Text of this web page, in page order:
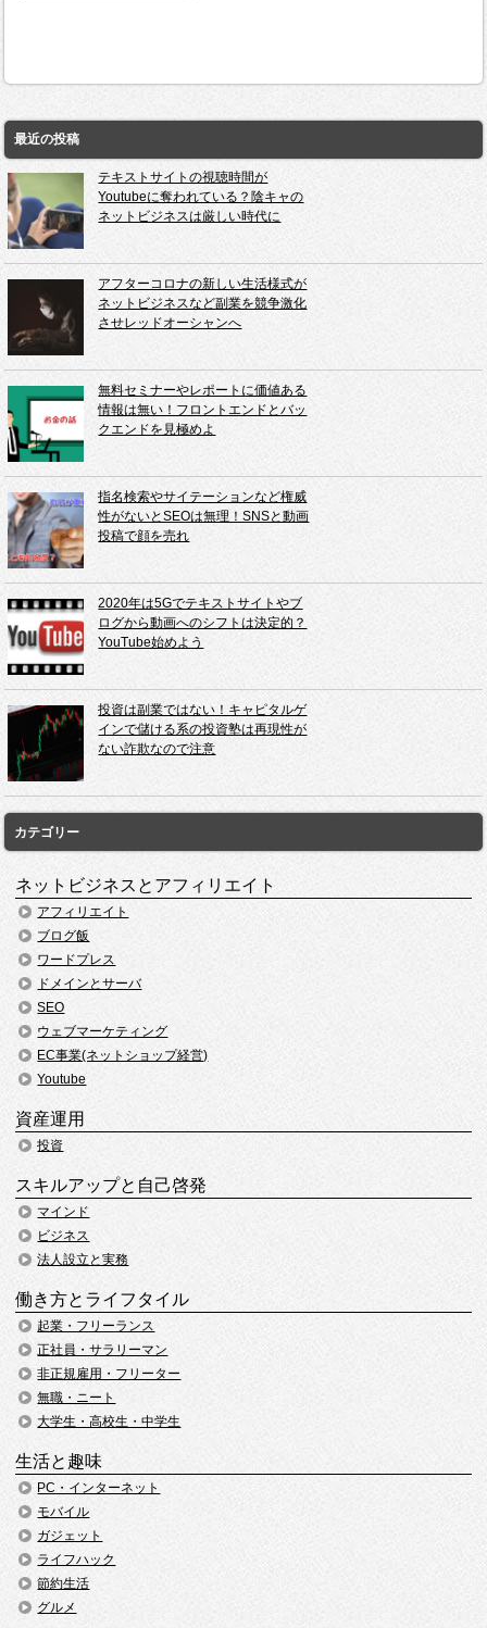
最近の投稿
テキストサイトの視聴時間が
Youtubeに奪われている？陰キャの
ネットビジネスは厳しい時代に
アフターコロナの新しい生活様式が
ネットビジネスなど副業を競争激化
させレッドオーシャンへ
無料セミナーやレポートに価値ある
情報は無い！フロントエンドとバッ
クエンドを見極めよ
指名検索やサイテーションなど権威
性がないとSEOは無理！SNSと動画
投稿で顔を売れ
2020年は5Gでテキストサイトやブ
ログから動画へのシフトは決定的？
YouTube始めよう
投資は副業ではない！キャピタルゲ
インで儲ける系の投資塾は再現性が
ない詐欺なので注意
カテゴリー
ネットビジネスとアフィリエイト
アフィリエイト
ブログ飯
ワードプレス
ドメインとサーバ
SEO
ウェブマーケティング
EC事業(ネットショップ経営)
Youtube
資産運用
投資
スキルアップと自己啓発
マインド
ビジネス
法人設立と実務
働き方とライフタイル
起業・フリーランス
正社員・サラリーマン
非正規雇用・フリーター
無職・ニート
大学生・高校生・中学生
生活と趣味
PC・インターネット
モバイル
ガジェット
ライフハック
節約生活
グルメ